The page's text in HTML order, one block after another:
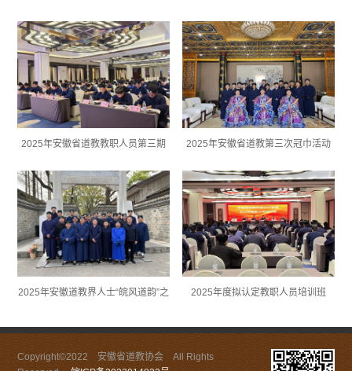
2025年安徽省道教教职人员第三期
2025年安徽省道教第三次冠巾活动
2025年安徽道教界人士“皖风道韵”之
2025年度拟认定教职人员培训班
Copyright©2022 安徽省道教协会 All Rights